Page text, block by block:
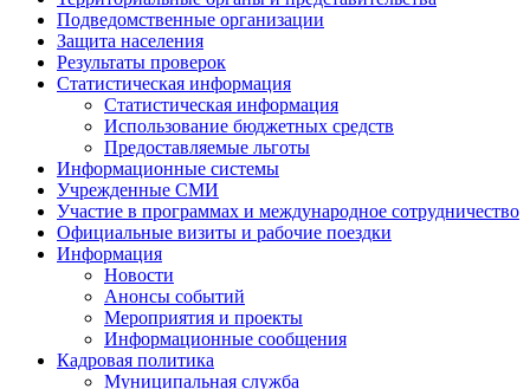
Подведомственные организации
Защита населения
Результаты проверок
Статистическая информация
Статистическая информация
Использование бюджетных средств
Предоставляемые льготы
Информационные системы
Учрежденные СМИ
Участие в программах и международное сотрудничество
Официальные визиты и рабочие поездки
Информация
Новости
Анонсы событий
Мероприятия и проекты
Информационные сообщения
Кадровая политика
Муниципальная служба